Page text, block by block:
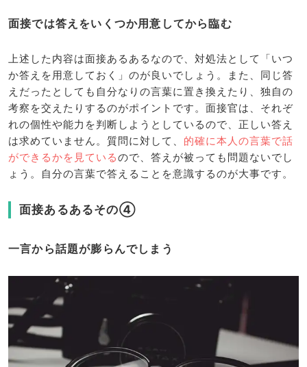
面接では答えをいくつか用意してから臨む
上述した内容は面接あるあるなので、対処法として「いつ
か答えを用意しておく」のが良いでしょう。また、同じ答
えだったとしても自分なりの言葉に置き換えたり、独自の
考察を交えたりするのがポイントです。面接官は、それぞ
れの個性や能力を判断しようとしているので、正しい答え
は求めていません。質問に対して、 的確に本人の言葉で話
ができるかを見ているので、答えが被っても問題ないでし
ょう。自分の言葉で答えることを意識するのが大事です。
面接あるあるその④
一言から話題が膨らんでしまう